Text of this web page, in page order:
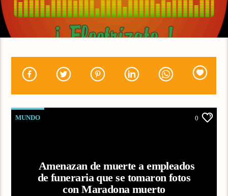
MUNDO 0
Amenazan de muerte a empleados
de funeraria que se tomaron fotos
con Maradona muerto